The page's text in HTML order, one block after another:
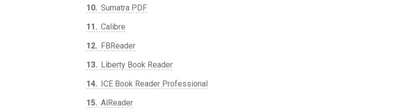
10 Sumatra PDF
11
Calibre
12
FBReader
13
Liberty Book Reader
14
ICE Book Reader Professional
15 AlReader